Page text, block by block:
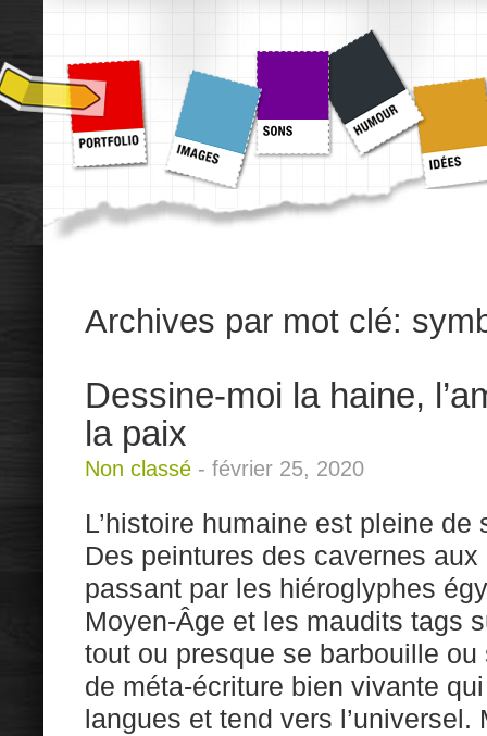
Archives par mot clé:
Dessine-moi la haine,
la paix
Non classé - février 25, 2020
L’histoire humaine est pleine
Des peintures des cavernes
passant par les hiéroglyphes
Moyen-Âge et les maudits tags
tout ou presque se barbouille
de méta-écriture bien vivante
langues et tend vers